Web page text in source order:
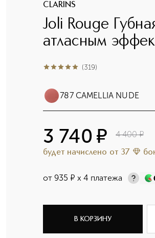
CLARINS
Joli Rouge
атласным
4.9из 5319 (319)
787 CAMELLIA NUDE
3 740 ¤ 4 400 ¤
будет начислено от 37
от 935 ¤ х 4 платежа
В КОРЗИНУ